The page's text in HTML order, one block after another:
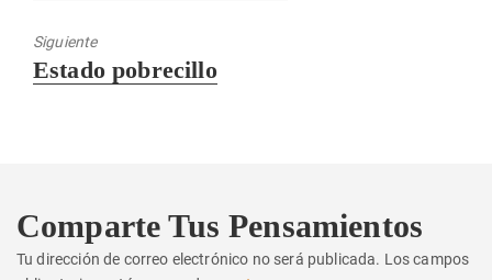
Siguiente
Entrada
Estado pobrecillo
Comparte Tus Pensamientos
Tu dirección de correo electrónico no será publicada. Los campos